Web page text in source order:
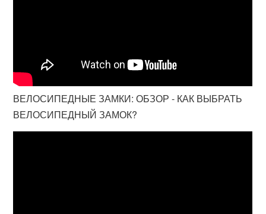
ВЕЛОСИПЕДНЫЕ ЗАМКИ: ОБЗОР - КАК ВЫБРАТЬ
ВЕЛОСИПЕДНЫЙ ЗАМОК?